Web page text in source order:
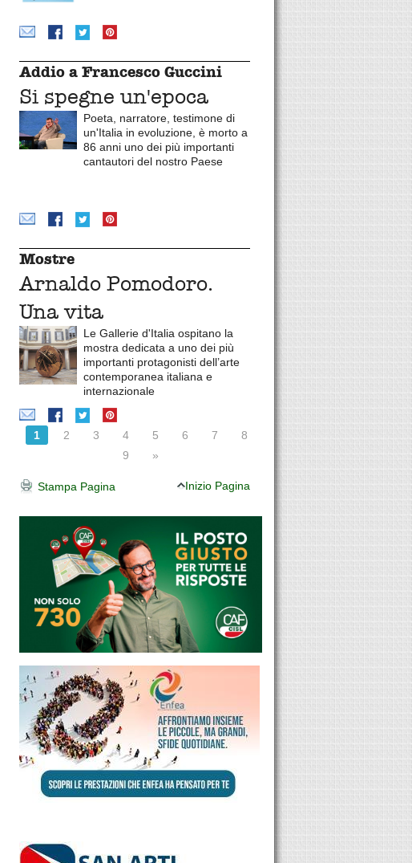
Addio a Francesco Guccini
Si spegne un'epoca
Poeta, narratore, testimone di
un'Italia in evoluzione, è morto a
86 anni uno dei più importanti
cantautori del nostro Paese
Mostre
Arnaldo Pomodoro.
Una vita
Le Gallerie d'Italia ospitano la
mostra dedicata a uno dei più
importanti protagonisti dell’arte
contemporanea italiana e
internazionale
1 2 3 4 5 6 7
8
9
»
Stampa Pagina Inizio Pagina